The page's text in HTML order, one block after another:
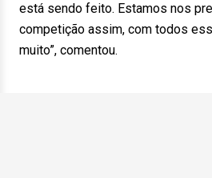
está sendo feito. Estamos nos
competição assim, com todos
muito”, comentou.